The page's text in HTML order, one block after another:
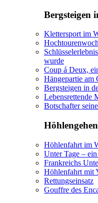
Bergsteigen
Klettersport im
wurde
Coup á Deux,
Hängepartie am
Bergsteigen in
Lebensrettende
Botschafter
Höhlenfahrt im
Unter Tage –
Frankreichs
Höhlenfahrt mit
Rettungseinsatz
Gouffre des